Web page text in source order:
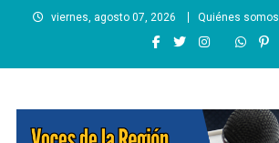
viernes, agosto 07, 2026 Quiénes somos
Voces de la Región